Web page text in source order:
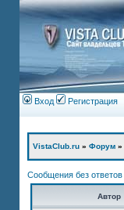
Вход Регистрация
VistaClub.ru » Форум »
Сообщения без ответов
Автор